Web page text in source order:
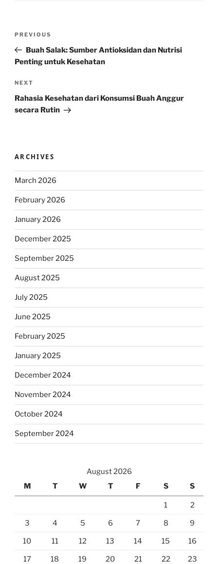
Previous
Post
PREVIOUS
Buah Salak: Sumber Antioksidan dan Nutrisi
Penting untuk Kesehatan
Next
Post
NEXT
Rahasia Kesehatan dari Konsumsi Buah Anggur
secara Rutin
ARCHIVES
March 2026
February 2026
January 2026
December 2025
September 2025
August 2025
July 2025
June 2025
February 2025
January 2025
December 2024
November 2024
October 2024
September 2024
August 2026
M
T W T F S S
1 2
3 4 5 6 7 8 9
10 11 12 13 14 15 16
17 18 19 20 21 22 23